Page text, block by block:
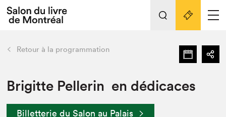
Tout sur l'édition 2022
Actualités
retour Nos activités
Édition 2022
Liens pratiques
Retour à la programmation
Brigitte Pellerin en dédicaces
Billetterie du Salon au Palais